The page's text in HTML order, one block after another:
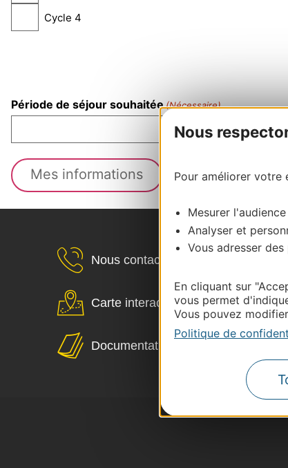
Nous
Pour améliorer votre
Mesurer
Analyser et
Vous adresser
En cliquant sur
vous permet
Vous pouvez
Politique de
Cycle 4
Période de séjour souhaitée (Nécessaire)
Nous contacter
Carte interactive
Documentation